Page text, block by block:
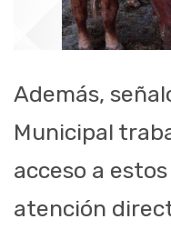
Además,
Municipal
acceso a
atención